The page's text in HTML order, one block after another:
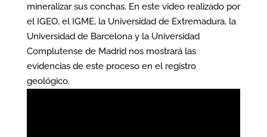
mineralizar sus conchas. En este video realizado por
el IGEO, el IGME, la Universidad de Extremadura, la
Universidad de Barcelona y la Universidad
Complutense de Madrid nos mostrará las
evidencias de este proceso en el registro
geológico.